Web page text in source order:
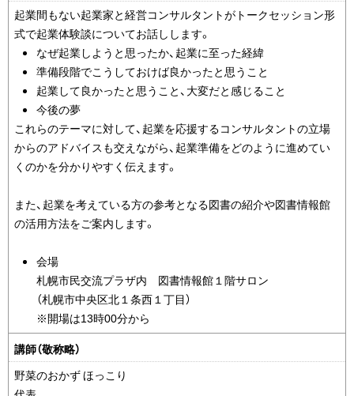
起業間もない起業家と経営コンサルタントがトークセッション形
式で起業体験談についてお話しします。
なぜ起業しようと思ったか、起業に至った経緯
準備段階でこうしておけば良かったと思うこと
起業して良かったと思うこと、大変だと感じること
今後の夢
これらのテーマに対して、起業を応援するコンサルタントの立場
からのアドバイスも交えながら、起業準備をどのように進めてい
くのかを分かりやすく伝えます。
また、起業を考えている方の参考となる図書の紹介や図書情報館
の活用方法をご案内します。
会場
札幌市民交流プラザ内 図書情報館１階サロン
（札幌市中央区北１条西１丁目）
※開場は13時00分から
講師（敬称略）
野菜のおかず ほっこり